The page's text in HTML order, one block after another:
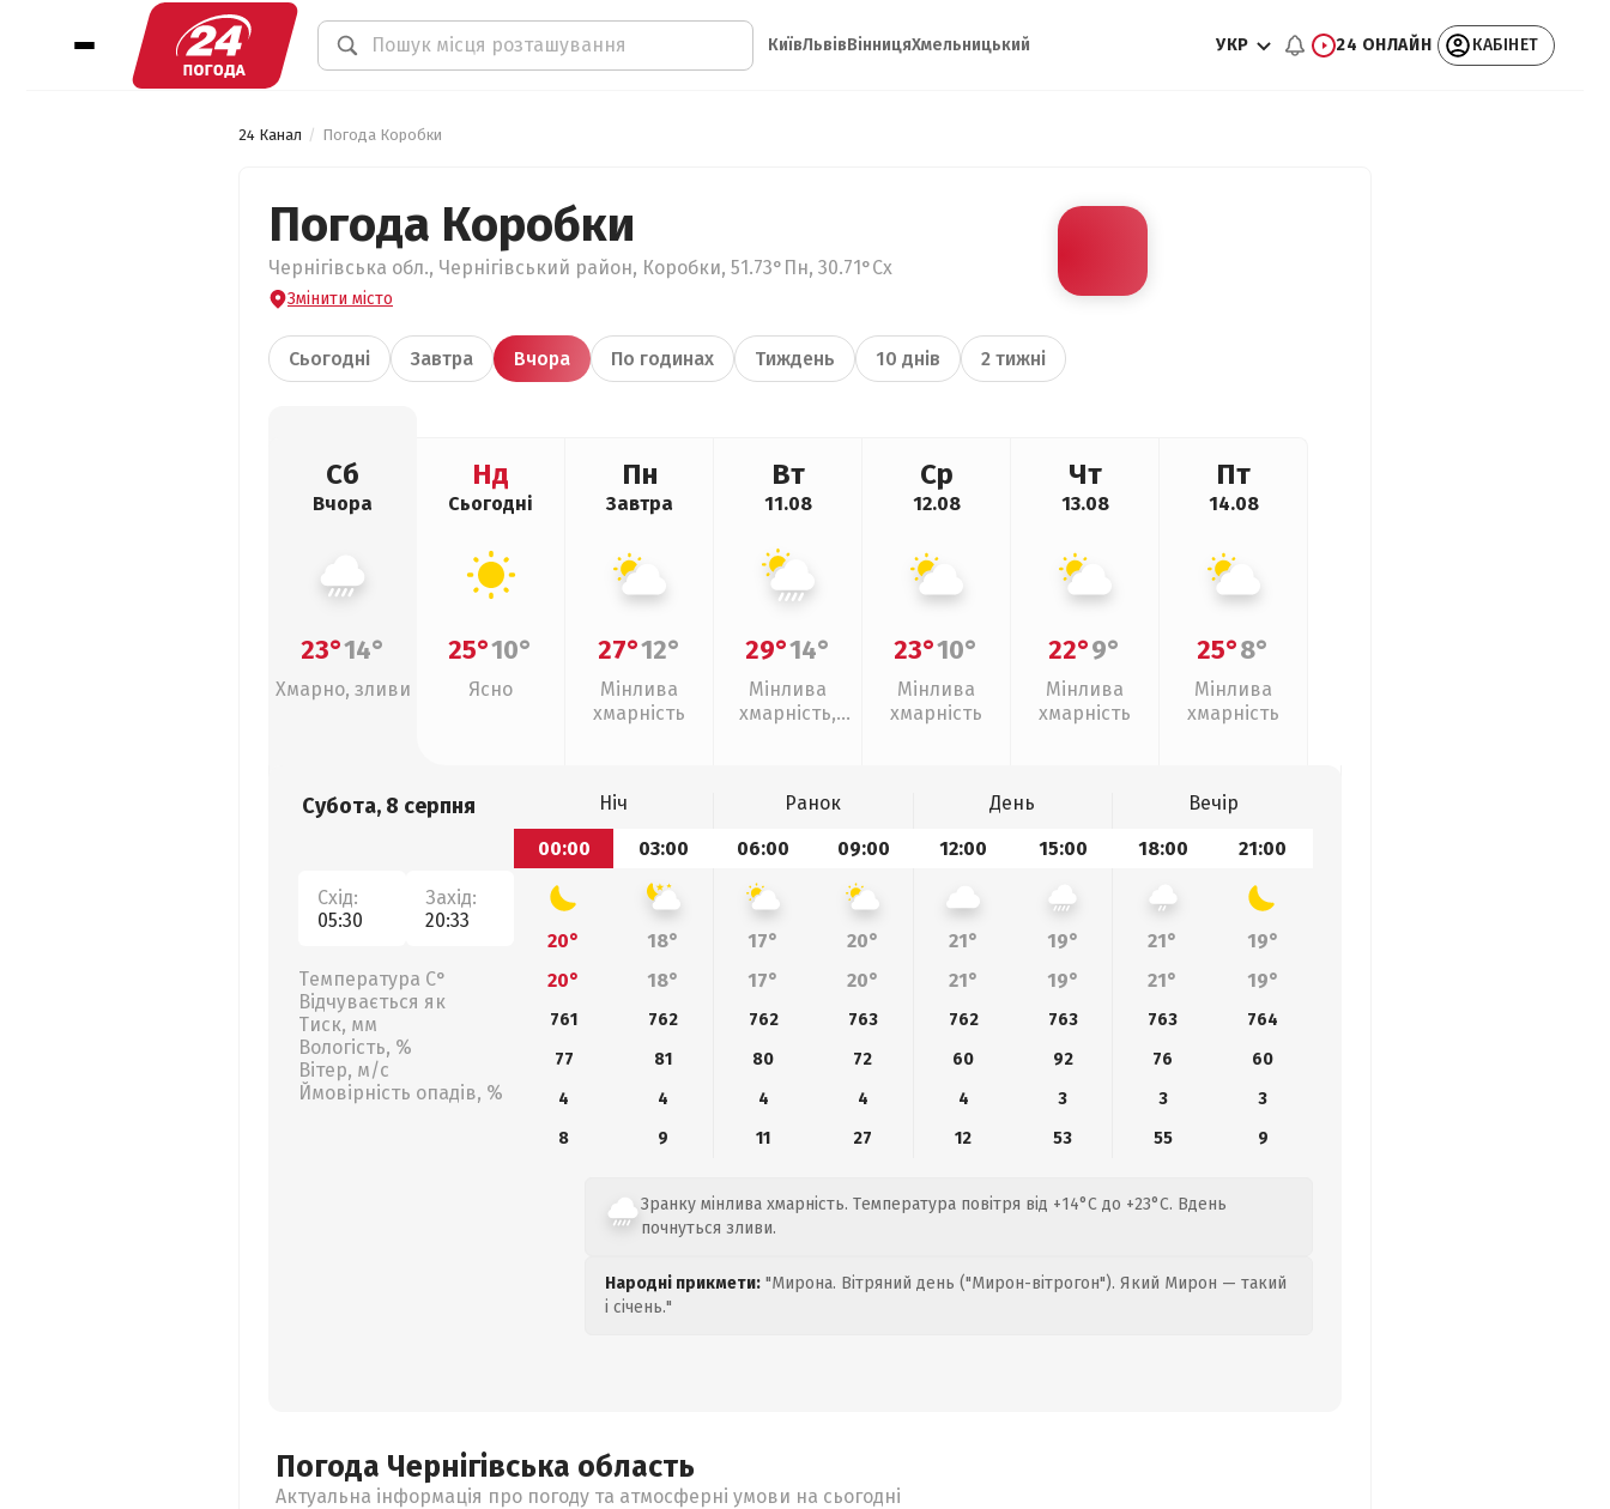
КиївЛьвівВінницяХмельницький УКР 24 ОНЛАЙН КАБІНЕТ
24 Канал Погода Коробки
Погода Коробки
Чернігівська обл., Чернігівський район, Коробки, 51.73°Пн, 30.71°Сх
Змінити місто
Сьогодні Завтра Вчора По годинах Тиждень 10 днів 2 тижні
Сб
Вчора
23°14°
Хмарно, зливи
Нд
Сьогодні
25°10°
Ясно
Пн
Завтра
27°12°
Мінлива
хмарність
Вт
11.08
29°14°
Мінлива
хмарність,
Ср
12.08
23°10°
Мінлива
хмарність
Чт
13.08
22°9°
Мінлива
хмарність
Пт
14.08
25°8°
Мінлива
хмарність
Субота, 8 серпня
Схід:
05:30
Захід:
20:33
Температура С°
Відчувається як
Тиск, мм
Вологість, %
Вітер, м/с
Ймовірність опадів, %
Ніч Ранок День
Вечір
00:00
03:00 06:00 09:00 12:00 15:00 18:00 21:00
20° 18° 17° 20° 21° 19° 21°
19°
20°
18° 17° 20° 21° 19° 21° 19°
761 762 762 763 762 763 763
764
77
81 80 72 60 92 76
60
4
4 4 4 4 3 3
3
8
9 11 27 12 53 55 9
Зранку мінлива хмарність. Температура повітря від +14°C до +23°C. Вдень
почнуться зливи.
Народні прикмети: "Мирона. Вітряний день ("Мирон-вітрогон"). Який Мирон — такий
і січень."
Погода Чернігівська область
Актуальна інформація про погоду та атмосферні умови на сьогодні